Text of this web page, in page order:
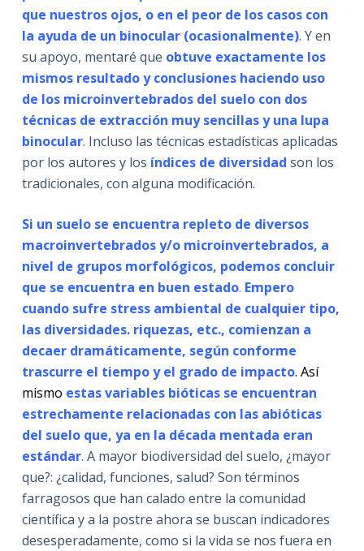
que nuestros ojos, o en el peor de los casos con
la ayuda de un binocular (ocasionalmente). Y en
su apoyo, mentaré que obtuve exactamente los
mismos resultado y conclusiones haciendo uso
de los microinvertebrados del suelo con dos
técnicas de extracción muy sencillas y una lupa
binocular. Incluso las técnicas estadísticas aplicadas
por los autores y los índices de diversidad son los
tradicionales, con alguna modificación.
Si un suelo se encuentra repleto de diversos
macroinvertebrados y/o microinvertebrados, a
nivel de grupos morfológicos, podemos concluir
que se encuentra en buen estado. Empero
cuando sufre stress ambiental de cualquier tipo,
las diversidades. riquezas, etc., comienzan a
decaer dramáticamente, según conforme
trascurre el tiempo y el grado de impacto. Así
mismo estas variables bióticas se encuentran
estrechamente relacionadas con las abióticas
del suelo que, ya en la década mentada eran
estándar. A mayor biodiversidad del suelo, ¿mayor
que?: ¿calidad, funciones, salud? Son términos
farragosos que han calado entre la comunidad
científica y a la postre ahora se buscan indicadores
desesperadamente, como si la vida se nos fuera en